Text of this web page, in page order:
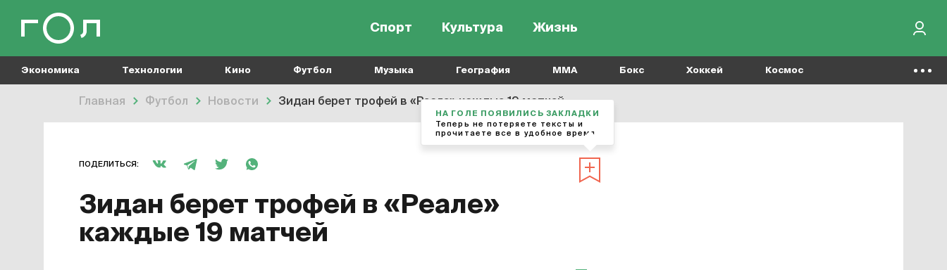
Спорт Культура Жизнь
Экономика Технологии Кино Футбол Музыка География MMA Бокс Хоккей Космос
Главная Футбол Новости Зидан берет трофей в «Реале» каждые 19 матчей
ПОДЕЛИТЬСЯ:
Зидан берет трофей в «Реале»
каждые 19 матчей
НА ГОЛЕ ПОЯВИЛИСЬ ЗАКЛАДКИ
Теперь не потеряете тексты и
прочитаете все в удобное время